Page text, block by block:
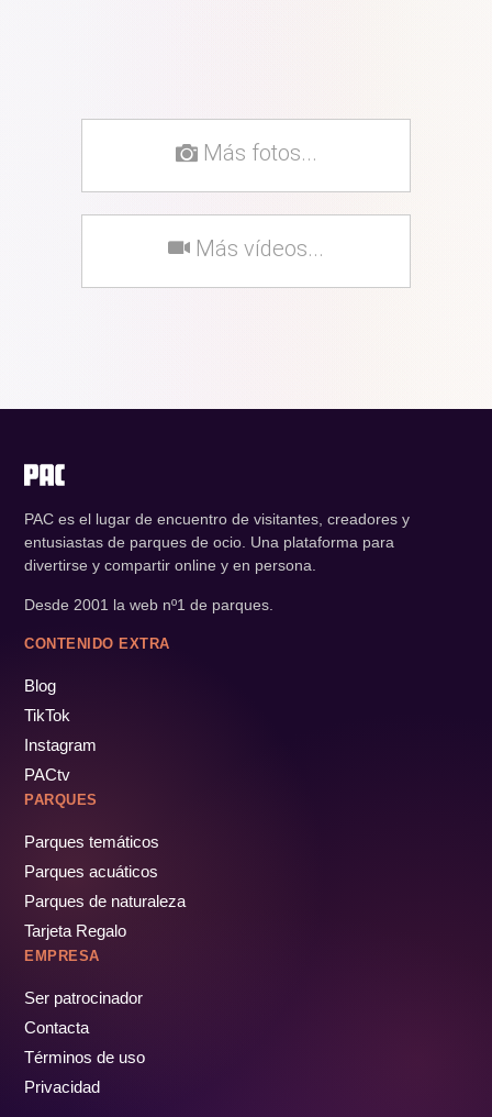
Más fotos...
Más vídeos...
PAC es el lugar de encuentro de visitantes, creadores y
entusiastas de parques de ocio. Una plataforma para
divertirse y compartir online y en persona.
Desde 2001 la web nº1 de parques.
CONTENIDO EXTRA
Blog
TikTok
Instagram
PACtv
PARQUES
Parques temáticos
Parques acuáticos
Parques de naturaleza
Tarjeta Regalo
EMPRESA
Ser patrocinador
Contacta
Términos de uso
Privacidad